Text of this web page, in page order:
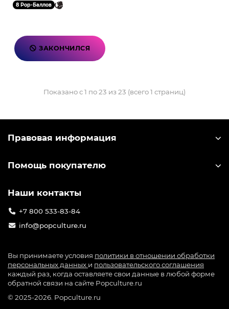
8 Pop-Баллов
ЗАКОНЧИЛСЯ
Показано с 1 по 23 из 23 (всего 1 страниц)
Правовая информация
Помощь покупателю
Наши контакты
+7 800 533-83-84
info@popculture.ru
Вы принимаете условия политики в отношении обработки
персональных данных и пользовательского соглашения
каждый раз, когда оставляете свои данные в любой форме
обратной связи на сайте Popculture.ru
© 2025-2026. Popculture.ru